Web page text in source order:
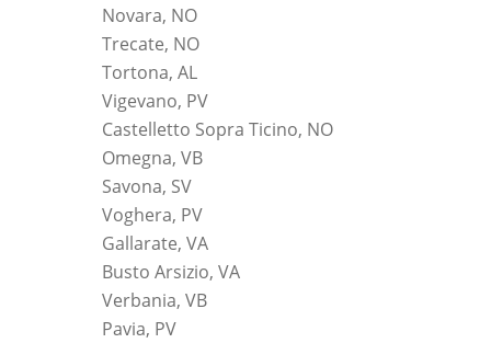
Novara, NO
Trecate, NO
Tortona, AL
Vigevano, PV
Castelletto Sopra Ticino, NO
Omegna, VB
Savona, SV
Voghera, PV
Gallarate, VA
Busto Arsizio, VA
Verbania, VB
Pavia, PV